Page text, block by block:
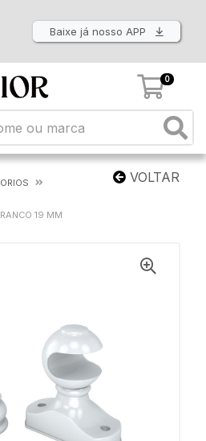
Baixe já nosso APP
0
VOLTAR
19 MM